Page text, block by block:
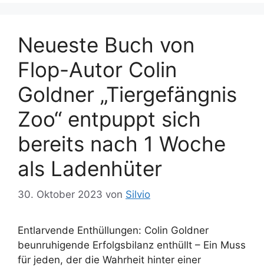
r
t
e
Neueste Buch von
Flop-Autor Colin
Goldner „Tiergefängnis
Zoo“ entpuppt sich
bereits nach 1 Woche
als Ladenhüter
30. Oktober 2023 von Silvio
Entlarvende Enthüllungen: Colin Goldner
beunruhigende Erfolgsbilanz enthüllt – Ein Muss
für jeden, der die Wahrheit hinter einer